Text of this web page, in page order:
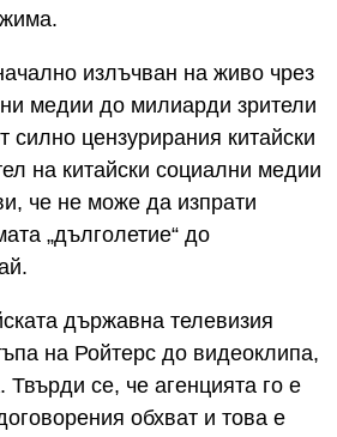
излъчван на живо чрез
медии до милиарди зрители
силно цензурирания китайски
на китайски социални медии
че не може да изпрати
„дълголетие“ до
държавна телевизия
на Ройтерс до видеоклипа,
се, че агенцията го е
обхват и това е